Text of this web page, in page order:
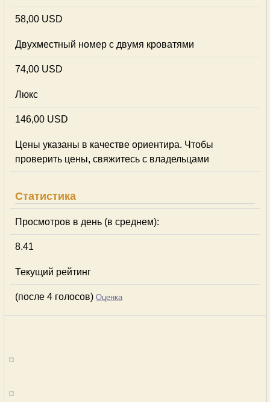
58,00 USD
Двухместный номер с двумя кроватями
74,00 USD
Люкс
146,00 USD
Цены указаны в качестве ориентира. Чтобы
проверить цены, свяжитесь с владельцами
Статистика
Просмотров в день (в среднем):
8.41
Текущий рейтинг
(после 4 голосов) Оценка